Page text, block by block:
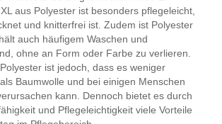
aus Polyester ist besonders pflegeleicht,
und knitterfrei ist. Zudem ist Polyester
auch häufigem Waschen und
ohne an Form oder Farbe zu verlieren.
ist jedoch, dass es weniger
Baumwolle und bei einigen Menschen
kann. Dennoch bietet es durch
und Pflegeleichtigkeit viele Vorteile